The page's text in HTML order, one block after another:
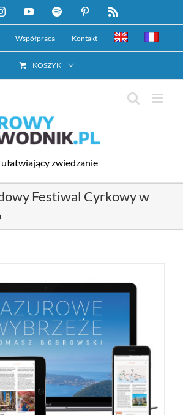
InstagramYouTubeSpotify Pinterest
Współpraca Kontakt
KOSZYK
zwiedzanie
Festiwal Cyrkowy w